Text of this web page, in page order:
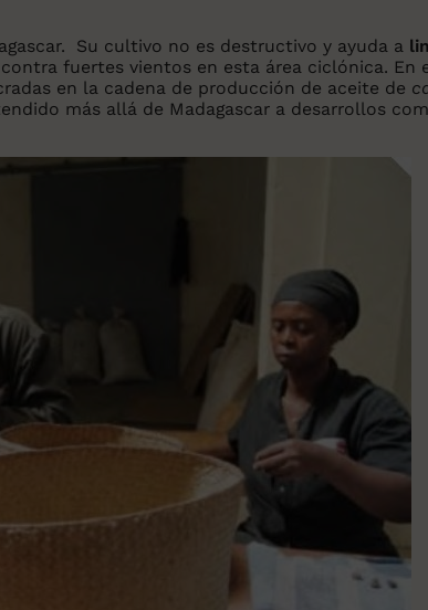
Su cultivo no es destructivo y ayuda a
contra fuertes vientos en esta área ciclónica. En
en la cadena de producción de aceite de
más allá de Madagascar a desarrollos